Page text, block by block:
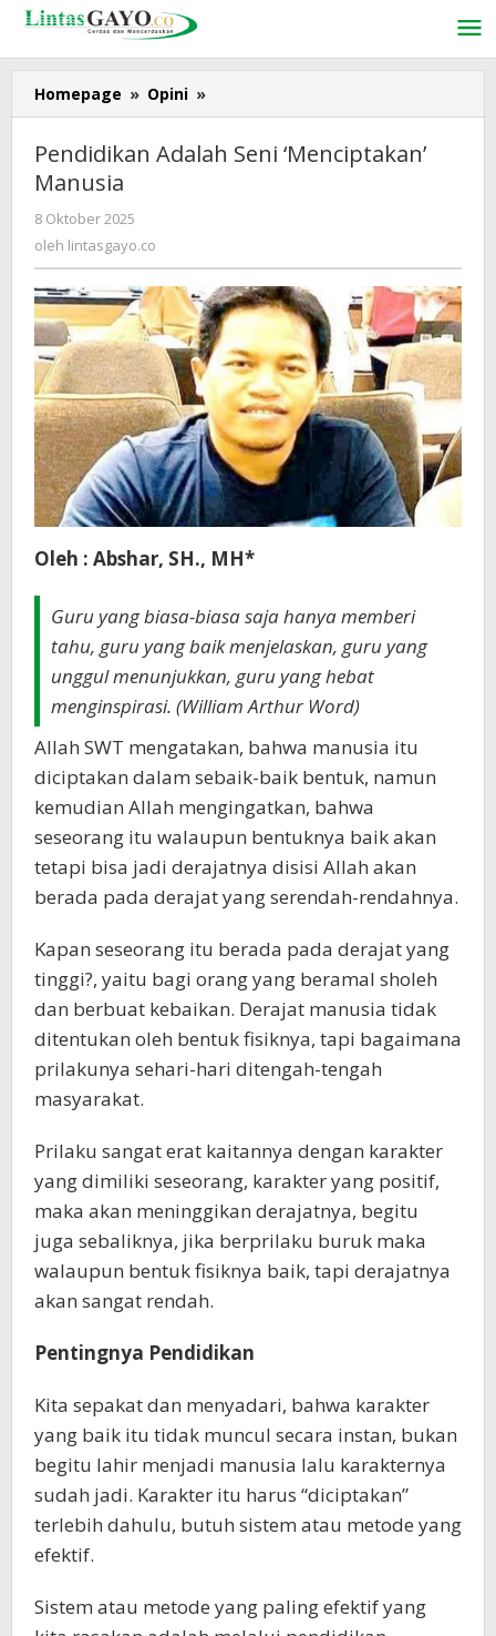
Lewati
konten
Homepage » Opini »
Adalah
Seni
'Menciptakan'
Pendidikan Adalah Seni ‘Menciptakan’
Manusia
8 Oktober 2025
lintasgayo.co
oleh lintasgayo.co
Oleh : Abshar, SH., MH*
Guru yang biasa-biasa saja hanya memberi
tahu, guru yang baik menjelaskan, guru yang
unggul menunjukkan, guru yang hebat
menginspirasi. (William Arthur Word)
Allah SWT mengatakan, bahwa manusia itu
diciptakan dalam sebaik-baik bentuk, namun
kemudian Allah mengingatkan, bahwa
seseorang itu walaupun bentuknya baik akan
tetapi bisa jadi derajatnya disisi Allah akan
berada pada derajat yang serendah-rendahnya.
Kapan seseorang itu berada pada derajat yang
tinggi?, yaitu bagi orang yang beramal sholeh
dan berbuat kebaikan. Derajat manusia tidak
ditentukan oleh bentuk fisiknya, tapi bagaimana
prilakunya sehari-hari ditengah-tengah
masyarakat.
Prilaku sangat erat kaitannya dengan karakter
yang dimiliki seseorang, karakter yang positif,
maka akan meninggikan derajatnya, begitu
juga sebaliknya, jika berprilaku buruk maka
walaupun bentuk fisiknya baik, tapi derajatnya
akan sangat rendah.
Pentingnya Pendidikan
Kita sepakat dan menyadari, bahwa karakter
yang baik itu tidak muncul secara instan, bukan
begitu lahir menjadi manusia lalu karakternya
sudah jadi. Karakter itu harus “diciptakan”
terlebih dahulu, butuh sistem atau metode yang
efektif.
Sistem atau metode yang paling efektif yang